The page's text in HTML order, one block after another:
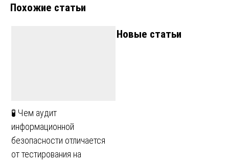
Похожие статьи
🧪 Чем аудит
информационной
безопасности отличается
от тестирования на
Новые статьи